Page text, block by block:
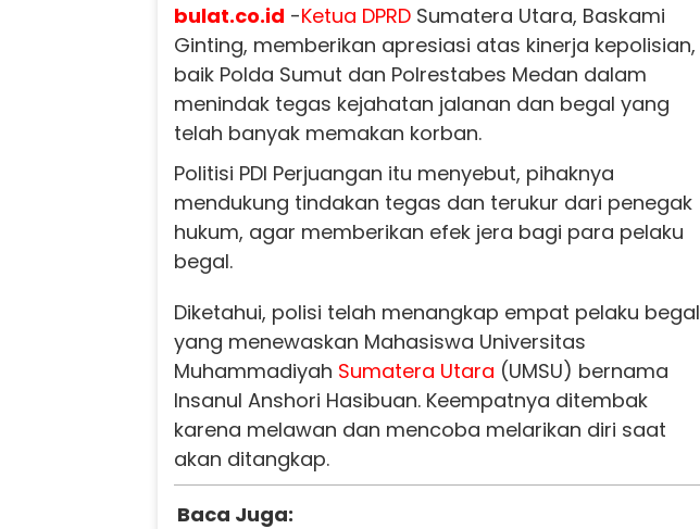
bulat.co.id -Ketua DPRD Sumatera Utara, Baskami
Ginting, memberikan apresiasi atas kinerja kepolisian,
baik Polda Sumut dan Polrestabes Medan dalam
menindak tegas kejahatan jalanan dan begal yang
telah banyak memakan korban.
Politisi PDI Perjuangan itu menyebut, pihaknya
mendukung tindakan tegas dan terukur dari penegak
hukum, agar memberikan efek jera bagi para pelaku
begal.
Diketahui, polisi telah menangkap empat pelaku begal
yang menewaskan Mahasiswa Universitas
Muhammadiyah Sumatera Utara (UMSU) bernama
Insanul Anshori Hasibuan. Keempatnya ditembak
karena melawan dan mencoba melarikan diri saat
akan ditangkap.
Baca Juga: